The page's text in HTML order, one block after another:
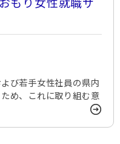
び若手女性社員の県内
め、これに取り組む意